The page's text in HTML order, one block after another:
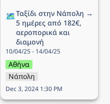
🗺️Ταξίδι στην Νάπολη →
5 ημέρες από 182€,
αεροπορικά και
διαμονή
10/04/25 - 14/04/25
Αθήνα
Νάπολη
Dec 3, 2024 1:30 PM